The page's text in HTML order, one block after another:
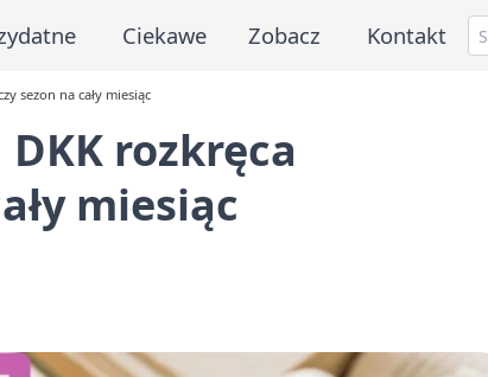
Ciekawe Zobacz Kontakt
sezon na cały miesiąc
rozkręca
miesiąc